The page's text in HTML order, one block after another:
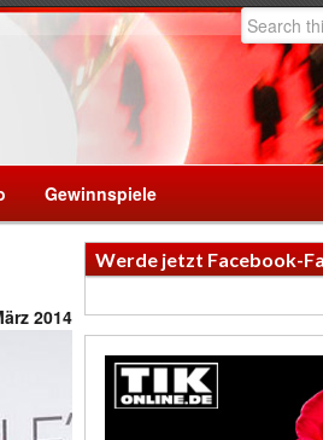
Gewinnspiele
2014
Werde jetzt Facebook-